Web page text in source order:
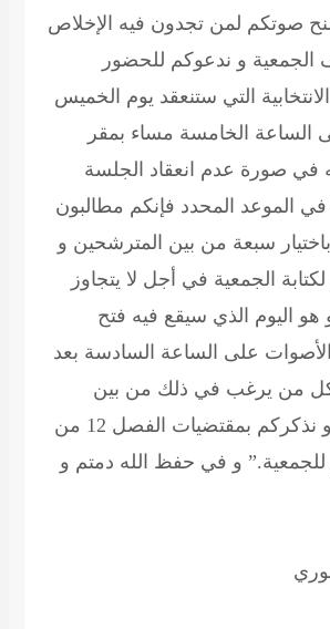
صوتكم لمن تجدون فيه الإخلاص
و ندعوكم للحضور
التي ستنعقد يوم الخميس
على الساعة الخامسة مساء بمقر
في صورة عدم انعقاد الجلسة
في الموعد المحدد فإنكم مطالبون
باختيار سبعة من بين المترشحين و
الجمعية في أجل لا يتجاوز
25/6/2007 و هو اليوم الذي سيقع فيه فتح
على الساعة السادسة بعد
كل من يرغب في ذلك من بين
أعضاء الجمعية و نذكركم بمقتضيات الفصل 12 من
للجمعية.” و في حفظ الله دمتم و